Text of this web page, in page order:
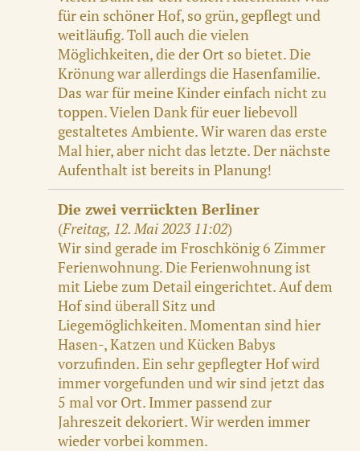
für ein schöner Hof, so grün, gepflegt und
weitläufig. Toll auch die vielen
Möglichkeiten, die der Ort so bietet. Die
Krönung war allerdings die Hasenfamilie.
Das war für meine Kinder einfach nicht zu
toppen. Vielen Dank für euer liebevoll
gestaltetes Ambiente. Wir waren das erste
Mal hier, aber nicht das letzte. Der nächste
Aufenthalt ist bereits in Planung!
Die zwei verrückten Berliner
(Freitag, 12. Mai 2023 11:02)
Wir sind gerade im Froschkönig 6 Zimmer
Ferienwohnung. Die Ferienwohnung ist
mit Liebe zum Detail eingerichtet. Auf dem
Hof sind überall Sitz und
Liegemöglichkeiten. Momentan sind hier
Hasen-, Katzen und Kücken Babys
vorzufinden. Ein sehr gepflegter Hof wird
immer vorgefunden und wir sind jetzt das
5 mal vor Ort. Immer passend zur
Jahreszeit dekoriert. Wir werden immer
wieder vorbei kommen.